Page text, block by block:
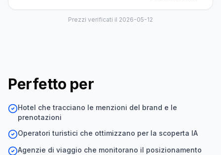
Prezzi verificati il 2026-05-12
Perfetto per
Hotel che tracciano le menzioni del brand e le
prenotazioni
Operatori turistici che ottimizzano per la scoperta IA
Agenzie di viaggio che monitorano il posizionamento